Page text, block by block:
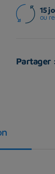
15
ou
Partager :